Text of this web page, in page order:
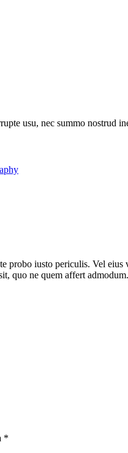
usu, nec summo nostrud
probo iusto periculis. Vel
quo ne quem affert
*